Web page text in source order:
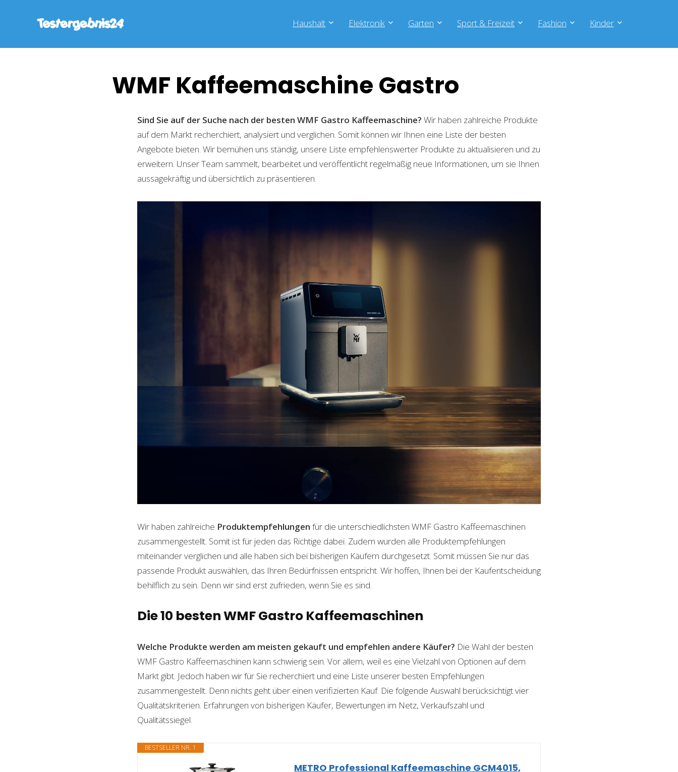
Haushalt Elektronik Garten Sport & Freizeit Fashion Kinder
WMF Kaffeemaschine Gastro
Sind Sie auf der Suche nach der besten WMF Gastro Kaffeemaschine? Wir haben zahlreiche Produkte
auf dem Markt recherchiert, analysiert und verglichen. Somit können wir Ihnen eine Liste der besten
Angebote bieten. Wir bemühen uns ständig, unsere Liste empfehlenswerter Produkte zu aktualisieren und zu
erweitern. Unser Team sammelt, bearbeitet und veröffentlicht regelmäßig neue Informationen, um sie Ihnen
aussagekräftig und übersichtlich zu präsentieren.
Wir haben zahlreiche Produktempfehlungen für die unterschiedlichsten WMF Gastro Kaffeemaschinen
zusammengestellt. Somit ist für jeden das Richtige dabei. Zudem wurden alle Produktempfehlungen
miteinander verglichen und alle haben sich bei bisherigen Käufern durchgesetzt. Somit müssen Sie nur das
passende Produkt auswählen, das Ihren Bedürfnissen entspricht. Wir hoffen, Ihnen bei der Kaufentscheidung
behilflich zu sein. Denn wir sind erst zufrieden, wenn Sie es sind.
Die 10 besten WMF Gastro Kaffeemaschinen
Welche Produkte werden am meisten gekauft und empfehlen andere Käufer? Die Wahl der besten
WMF Gastro Kaffeemaschinen kann schwierig sein. Vor allem, weil es eine Vielzahl von Optionen auf dem
Markt gibt. Jedoch haben wir für Sie recherchiert und eine Liste unserer besten Empfehlungen
zusammengestellt. Denn nichts geht über einen verifizierten Kauf. Die folgende Auswahl berücksichtigt vier
Qualitätskriterien. Erfahrungen von bisherigen Käufer, Bewertungen im Netz, Verkaufszahl und
Qualitätssiegel.
BESTSELLER NR. 1
METRO Professional Kaffeemaschine GCM4015,